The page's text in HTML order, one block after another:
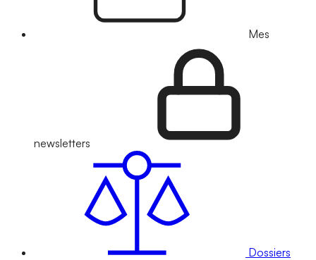
Mes
newsletters
Dossiers